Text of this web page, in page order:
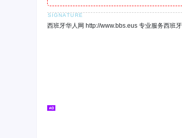
西班牙华人网 http://www.bbs.eus 专业服务西班牙